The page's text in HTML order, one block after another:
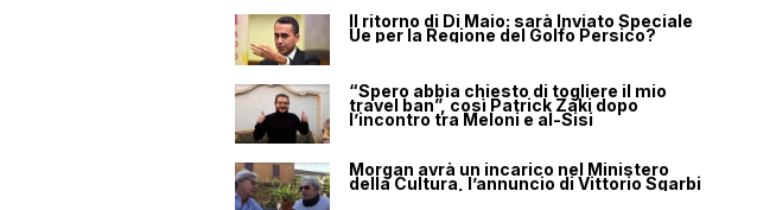
Il ritorno di Di Maio: sarà Inviato Speciale
Ue per la Regione del Golfo Persico?
“Spero abbia chiesto di togliere il mio
travel ban”, così Patrick Zaki dopo
l’incontro tra Meloni e al-Sisi
Morgan avrà un incarico nel Ministero
della Cultura, l’annuncio di Vittorio Sgarbi